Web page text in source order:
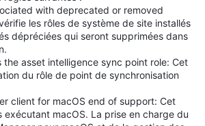
with deprecated or removed
les rôles de système de site installés
dépréciées qui seront supprimées dans
the asset intelligence sync point role: Cet
du rôle de point de synchronisation
client for macOS end of support: Cet
exécutant macOS. La prise en charge du